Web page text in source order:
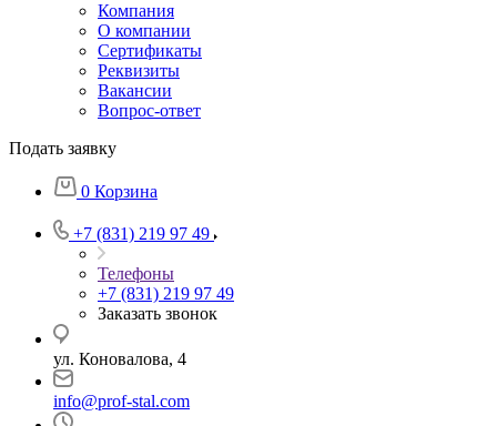
Компания
О компании
Сертификаты
Реквизиты
Вакансии
Вопрос-ответ
Подать заявку
0 Корзина
+7 (831) 219 97 49
Телефоны
+7 (831) 219 97 49
Заказать звонок
ул. Коновалова, 4
info@prof-stal.com